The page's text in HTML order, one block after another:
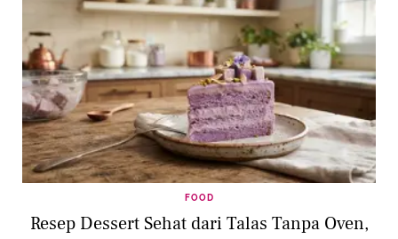
FOOD
Resep Dessert Sehat dari Talas Tanpa Oven,